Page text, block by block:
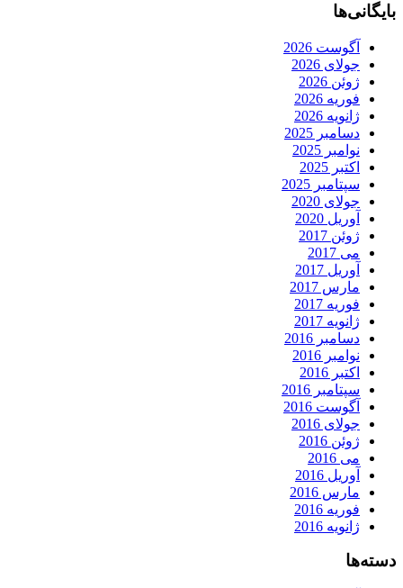
بایگانی‌ها
آگوست 2026
جولای 2026
ژوئن 2026
فوریه 2026
ژانویه 2026
دسامبر 2025
نوامبر 2025
اکتبر 2025
سپتامبر 2025
جولای 2020
آوریل 2020
ژوئن 2017
می 2017
آوریل 2017
مارس 2017
فوریه 2017
ژانویه 2017
دسامبر 2016
نوامبر 2016
اکتبر 2016
سپتامبر 2016
آگوست 2016
جولای 2016
ژوئن 2016
می 2016
آوریل 2016
مارس 2016
فوریه 2016
ژانویه 2016
دسته‌ها